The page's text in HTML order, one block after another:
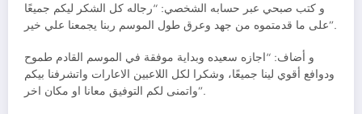
و كتب صبحي عبر حسابه الشخصي: “رجاله كل الشكر ليكم جميعًا
على ما قدمتموه من جهد وعرق طول الموسم ربنا يجمعنا علي خير”.
و أضاف: “اجازه سعيده وبداية موفقة في الموسم القادم طموح
ودوافع أقوي لينا جميعًا، وشكرا لكل اللاعبين الاعارات واتشرفنا بيكم
واتمنى لكم التوفيق معانا او مكان اخر”.